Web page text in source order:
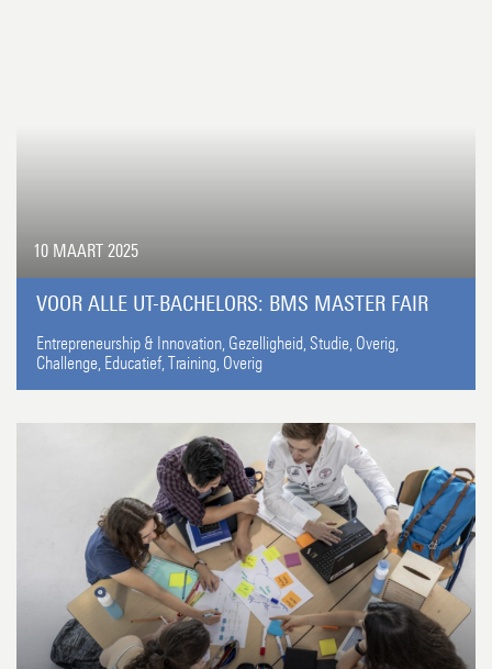
10 MAART 2025
VOOR ALLE UT-BACHELORS: BMS MASTER FAIR
Entrepreneurship & Innovation, Gezelligheid,Studie, Overig,
Challenge, Educatief,Training, Overig